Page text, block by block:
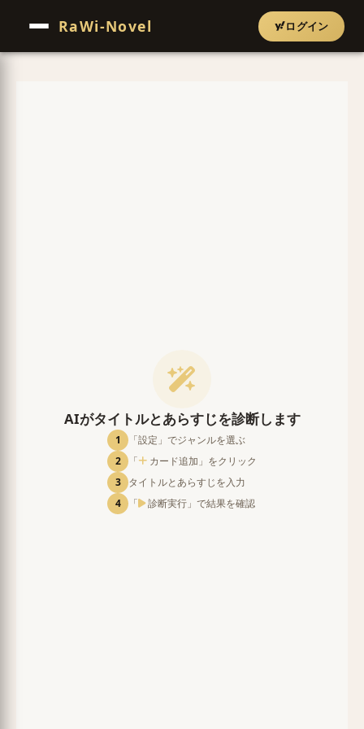
RaWi-Novel ログイン
AIがタイトルとあらすじを診断します
1
「設定」でジャンルを選ぶ
2
「
カード追加」をクリック
3
タイトルとあらすじを入力
4
「 診断実行」で結果を確認